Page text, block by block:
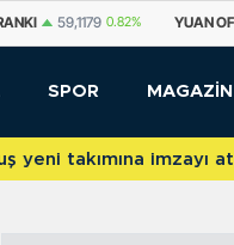
OFFSHORE 7,0775 0.29%
SPOR MAGAZİN
takımına imzayı attı